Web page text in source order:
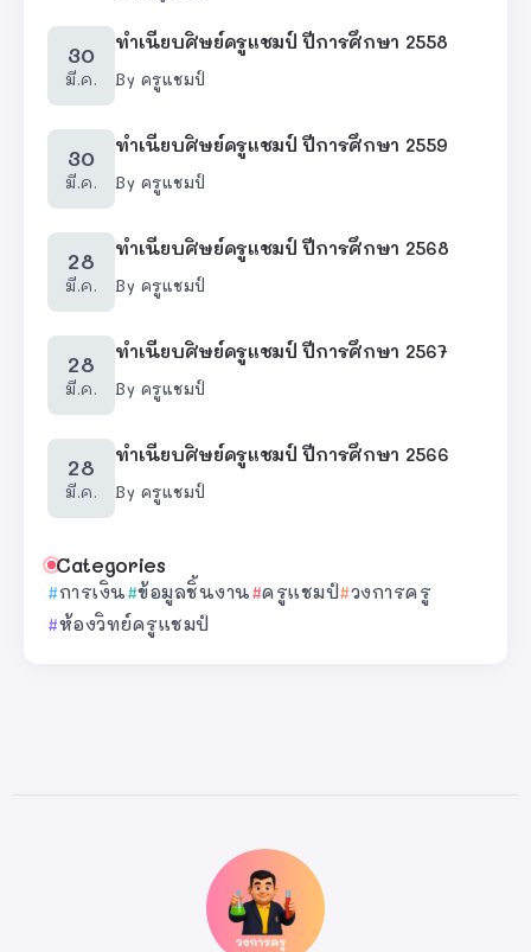
30
มี.ค.
ทำเนียบศิษย์ครูแชมป์ ปีการศึกษา 2558
By ครูแชมป์
30
มี.ค.
ทำเนียบศิษย์ครูแชมป์ ปีการศึกษา 2559
By ครูแชมป์
28
มี.ค.
ทำเนียบศิษย์ครูแชมป์ ปีการศึกษา 2568
By ครูแชมป์
28
มี.ค.
ทำเนียบศิษย์ครูแชมป์ ปีการศึกษา 2567
By ครูแชมป์
28
มี.ค.
ทำเนียบศิษย์ครูแชมป์ ปีการศึกษา 2566
By ครูแชมป์
Categories
การเงิน ข้อมูลชิ้นงาน ครูแชมป์ วงการครู
ห้องวิทย์ครูแชมป์